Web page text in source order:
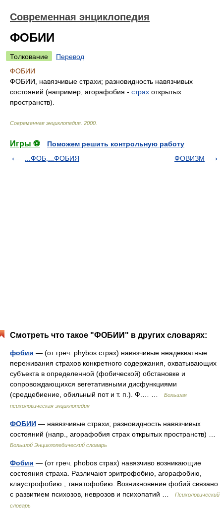
Современная энциклопедия
ФОБИИ
Толкование
Перевод
ФОБИИ
ФОБИИ, навязчивые страхи; разновидность навязчивых
состояний (например, агорафобия - страх открытых
пространств).
Современная энциклопедия 2000
Игры ⚽
Поможем решить контрольную работу
...ФОБ,...ФОБИЯ
ФОВИЗМ
Смотреть что такое "ФОБИИ" в других словарях:
фобии — (от греч. phуbos страх) навязчивые неадекватные
переживания страхов конкретного содержания, охватывающих
субъекта в определенной (фобической) обстановке и
сопровождающихся вегетативными дисфункциями
(средцебиение, обильный пот и т. п.). Ф.… …
Большая
психологическая энциклопедия
ФОБИИ — навязчивые страхи; разновидность навязчивых
состояний (напр., агорафобия страх открытых пространств) …
Большой Энциклопедический словарь
Фобии — (от греч. phobos страх) навязчиво возникающие
состояния страха. Различают эритрофобию, агорафобию,
клаустрофобию , танатофобию. Возникновение фобий связано
с развитием психозов, неврозов и психопатий …
Психологический
словарь